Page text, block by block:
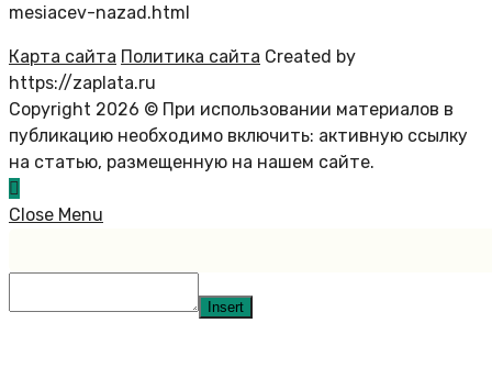
mesiacev-nazad.html
Карта сайта Политика сайта Created by
https://zaplata.ru
Copyright 2026 © При использовании материалов в
публикацию необходимо включить: активную ссылку
на статью, размещенную на нашем сайте.
Close Menu
Insert